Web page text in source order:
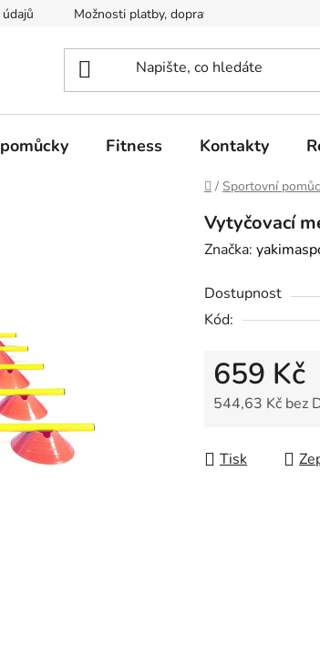
Možnosti platby, dopravy
Fitness Kontakty
Domů
/ Sportovní
Vytyčovací
Značka:
Dostupnost
Kód:
659 Kč
544,63 Kč bez
Tisk